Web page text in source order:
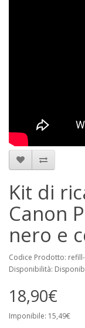
Kit di
Canon
nero e
Codice Prodotto:
Disponibilità:
18,90€
Imponibile: 15,49€